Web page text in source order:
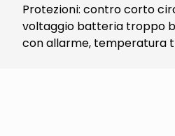
Protezioni: contro corto
voltaggio batteria troppo
con allarme, temperatura